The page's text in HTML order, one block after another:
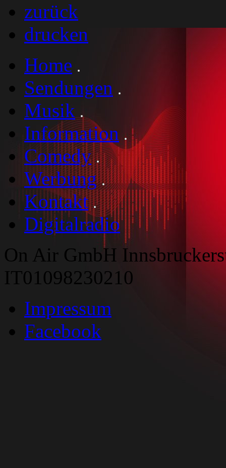
zurück
drucken
Home
Sendungen
Musik
Information
Comedy
Werbung
Kontakt
Digitalradio
On Air GmbH
IT01098230210
Impressum
Facebook